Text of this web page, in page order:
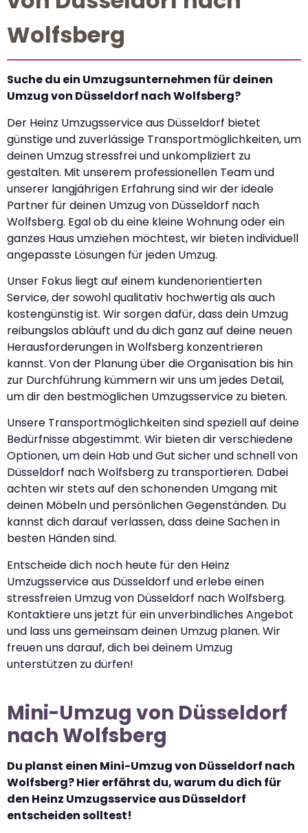
Wolfsberg
Suche du ein Umzugsunternehmen für deinen
Umzug von Düsseldorf nach Wolfsberg?
Der Heinz Umzugsservice aus Düsseldorf bietet
günstige und zuverlässige Transportmöglichkeiten, um
deinen Umzug stressfrei und unkompliziert zu
gestalten. Mit unserem professionellen Team und
unserer langjährigen Erfahrung sind wir der ideale
Partner für deinen Umzug von Düsseldorf nach
Wolfsberg. Egal ob du eine kleine Wohnung oder ein
ganzes Haus umziehen möchtest, wir bieten individuell
angepasste Lösungen für jeden Umzug.
Unser Fokus liegt auf einem kundenorientierten
Service, der sowohl qualitativ hochwertig als auch
kostengünstig ist. Wir sorgen dafür, dass dein Umzug
reibungslos abläuft und du dich ganz auf deine neuen
Herausforderungen in Wolfsberg konzentrieren
kannst. Von der Planung über die Organisation bis hin
zur Durchführung kümmern wir uns um jedes Detail,
um dir den bestmöglichen Umzugsservice zu bieten.
Unsere Transportmöglichkeiten sind speziell auf deine
Bedürfnisse abgestimmt. Wir bieten dir verschiedene
Optionen, um dein Hab und Gut sicher und schnell von
Düsseldorf nach Wolfsberg zu transportieren. Dabei
achten wir stets auf den schonenden Umgang mit
deinen Möbeln und persönlichen Gegenständen. Du
kannst dich darauf verlassen, dass deine Sachen in
besten Händen sind.
Entscheide dich noch heute für den Heinz
Umzugsservice aus Düsseldorf und erlebe einen
stressfreien Umzug von Düsseldorf nach Wolfsberg.
Kontaktiere uns jetzt für ein unverbindliches Angebot
und lass uns gemeinsam deinen Umzug planen. Wir
freuen uns darauf, dich bei deinem Umzug
unterstützen zu dürfen!
Mini-Umzug von Düsseldorf
nach Wolfsberg
Du planst einen Mini-Umzug von Düsseldorf nach
Wolfsberg? Hier erfährst du, warum du dich für
den Heinz Umzugsservice aus Düsseldorf
entscheiden solltest!